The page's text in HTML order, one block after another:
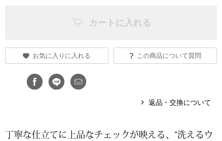
／チュニック
ダーウェア
ブリーフケース
ボディバッグ
リュック･バッ
カートに入れる
お気に入りに入れる この商品について質問
返品・交換について
丁寧な仕立てに上品なチェックが映える、“洗えるウ